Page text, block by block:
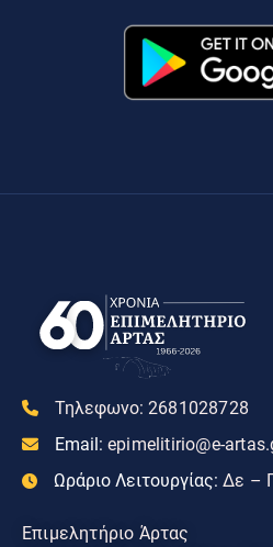
Τηλεφωνο: 2681028728
Email: epimelitirio@e-
Ωράριο Λειτουργίας: Δε –
Επιμελητήριο Άρτας